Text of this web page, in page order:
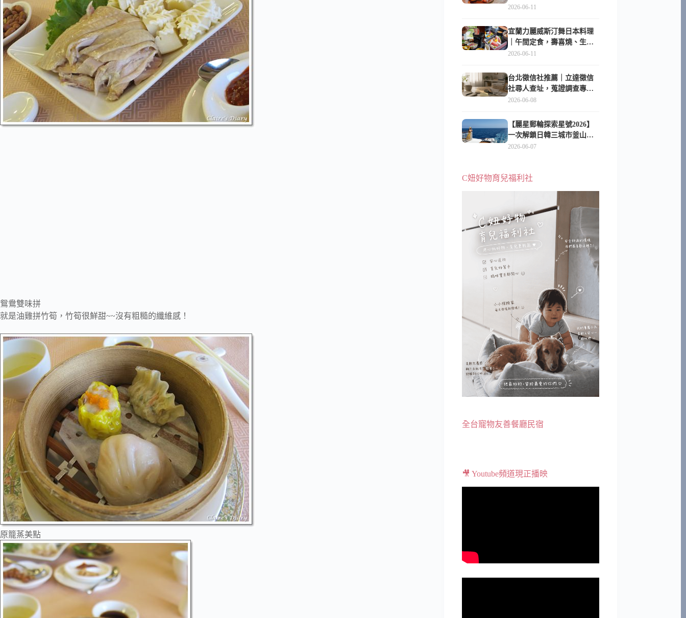
鴛鴦雙味拼
就是油雞拼竹筍，竹筍很鮮甜~~沒有粗糙的纖維感！
原籠蒸美點
甜點超好拍
2026-06-11
宜蘭力麗威斯汀舞日本料理
｜午間定食，壽喜燒、生魚
片與日式包廂空間
2026-06-11
台北徵信社推薦｜立達徵信
社尋人查址，蒐證調查專家
陪你找回失聯的家人
2026-06-08
【麗星郵輪探索星號2026】
一次解鎖日韓三城市釜山、
長崎、那霸｜餐點升級、表
2026-06-07
C妞好物育兒福利社
全台寵物友善餐廳民宿
🎥 Youtube頻道現正播映